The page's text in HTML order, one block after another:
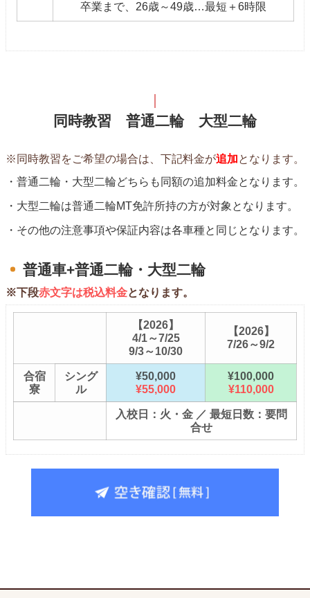
卒業まで、26歳～49歳…最短＋6時限
同時教習 普通二輪 大型二輪
※同時教習をご希望の場合は、下記料金が追加となります。
普通二輪・大型二輪どちらも同額の追加料金となります。
大型二輪は普通二輪MT免許所持の方が対象となります。
その他の注意事項や保証内容は各車種と同じとなります。
普通車+普通二輪・大型二輪
※下段赤文字は税込料金となります。
【2026】
4/1～7/25
9/3～10/30
【2026】
7/26～9/2
合宿
寮
シング
ル
¥50,000
¥55,000
¥100,000
¥110,000
入校日：火・金 ／ 最短日数：要問
合せ